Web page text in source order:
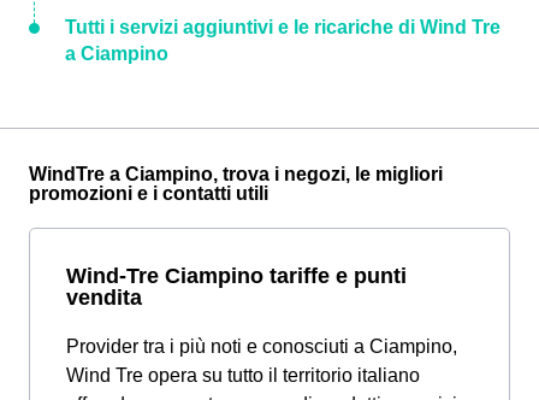
Tutti i servizi aggiuntivi e le ricariche di Wind Tre
a Ciampino
WindTre a Ciampino, trova i negozi, le migliori
promozioni e i contatti utili
Wind-Tre Ciampino tariffe e punti
vendita
Provider tra i più noti e conosciuti a Ciampino,
Wind Tre opera su tutto il territorio italiano